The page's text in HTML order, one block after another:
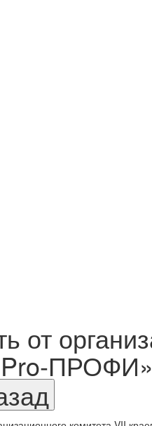
от
ПРОФИ»